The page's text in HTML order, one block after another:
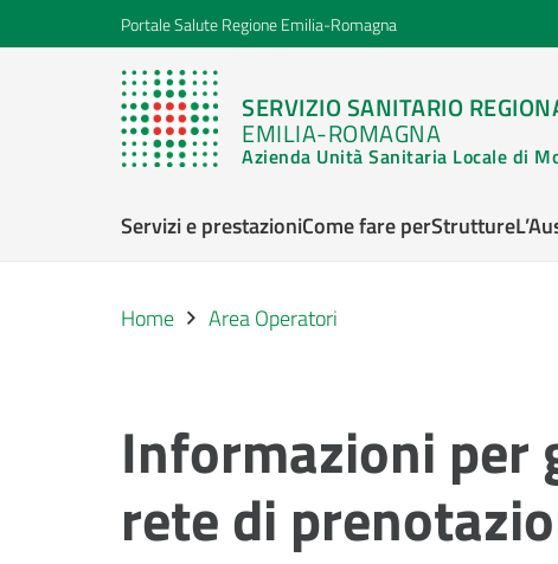
Portale Salute Regione Emilia-Romagna
SERVIZIO SANITARIO
EMILIA-ROMAGNA
Azienda Unità Sanitaria Locale di
Servizi e prestazioniCome fare perStrutture
Home Area Operatori
Informazioni per
rete di